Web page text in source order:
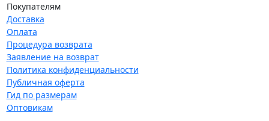
Покупателям
Доставка
Оплата
Процедура возврата
Заявление на возврат
Политика конфиденциальности
Публичная оферта
Гид по размерам
Оптовикам